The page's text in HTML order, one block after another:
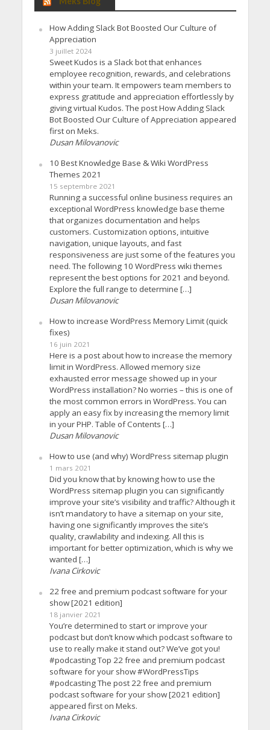
How Adding Slack Bot Boosted Our Culture of
Appreciation
3 juillet 2024
Sweet Kudos is a Slack bot that enhances
employee recognition, rewards, and celebrations
within your team. It empowers team members to
express gratitude and appreciation effortlessly by
giving virtual Kudos. The post How Adding Slack
Bot Boosted Our Culture of Appreciation appeared
first on Meks.
Dusan Milovanovic
10 Best Knowledge Base & Wiki WordPress
Themes 2021
15 septembre 2021
Running a successful online business requires an
exceptional WordPress knowledge base theme
that organizes documentation and helps
customers. Customization options, intuitive
navigation, unique layouts, and fast
responsiveness are just some of the features you
need. The following 10 WordPress wiki themes
represent the best options for 2021 and beyond.
Explore the full range to determine […]
Dusan Milovanovic
How to increase WordPress Memory Limit (quick
fixes)
16 juin 2021
Here is a post about how to increase the memory
limit in WordPress. Allowed memory size
exhausted error message showed up in your
WordPress installation? No worries – this is one of
the most common errors in WordPress. You can
apply an easy fix by increasing the memory limit
in your PHP. Table of Contents […]
Dusan Milovanovic
How to use (and why) WordPress sitemap plugin
1 mars 2021
Did you know that by knowing how to use the
WordPress sitemap plugin you can significantly
improve your site’s visibility and traffic? Although it
isn’t mandatory to have a sitemap on your site,
having one significantly improves the site’s
quality, crawlability and indexing. All this is
important for better optimization, which is why we
wanted […]
Ivana Cirkovic
22 free and premium podcast software for your
show [2021 edition]
18 janvier 2021
You’re determined to start or improve your
podcast but don’t know which podcast software to
use to really make it stand out? We’ve got you!
#podcasting Top 22 free and premium podcast
software for your show #WordPressTips
#podcasting The post 22 free and premium
podcast software for your show [2021 edition]
appeared first on Meks.
Ivana Cirkovic